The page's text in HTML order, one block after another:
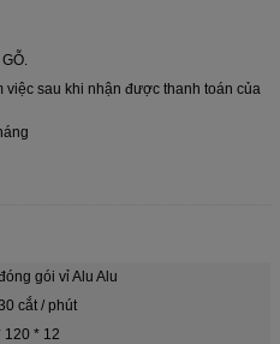
việc sau khi nhận được thanh toán của
gói vỉ Alu Alu
cắt / phút
120 * 12